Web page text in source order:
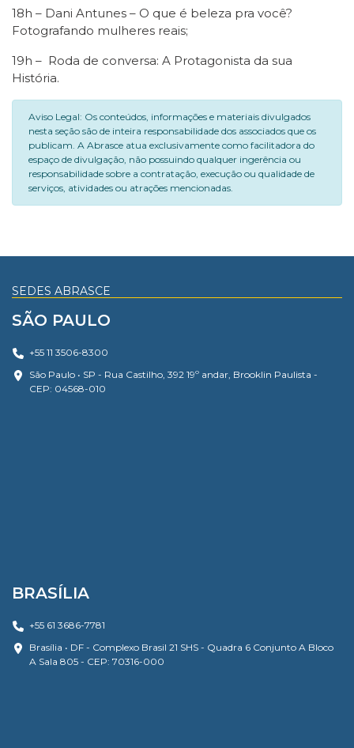
18h – Dani Antunes – O que é beleza pra você?
Fotografando mulheres reais;
19h – Roda de conversa: A Protagonista da sua
História.
Aviso Legal: Os conteúdos, informações e materiais divulgados
nesta seção são de inteira responsabilidade dos associados que os
publicam. A Abrasce atua exclusivamente como facilitadora do
espaço de divulgação, não possuindo qualquer ingerência ou
responsabilidade sobre a contratação, execução ou qualidade de
serviços, atividades ou atrações mencionadas.
SEDES ABRASCE
SÃO PAULO
+55 11 3506-8300
São Paulo • SP - Rua Castilho, 392 19º andar, Brooklin Paulista -
CEP: 04568-010
BRASÍLIA
+55 61 3686-7781
Brasília • DF - Complexo Brasil 21 SHS - Quadra 6 Conjunto A Bloco
A Sala 805 - CEP: 70316-000